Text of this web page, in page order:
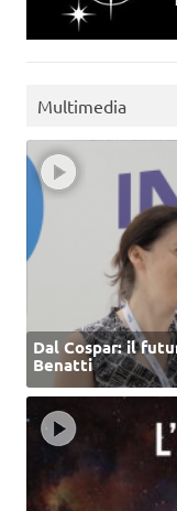
Multimedia
Dal Cospar: il
Benatti